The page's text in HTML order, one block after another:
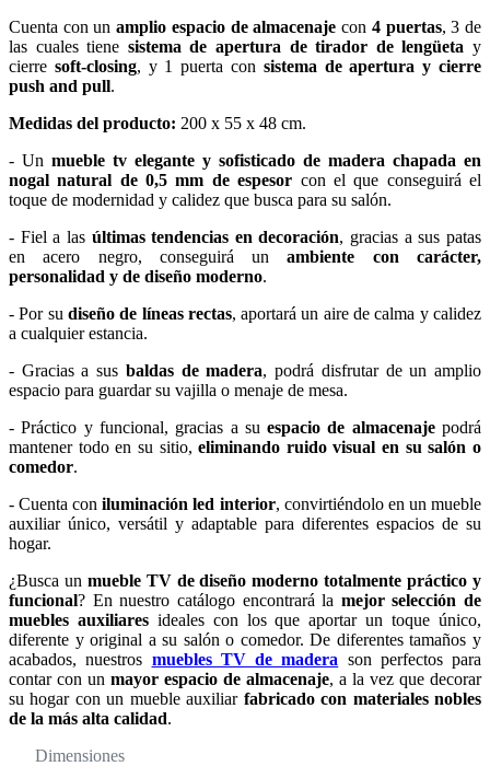
Cuenta con unamplio espacio de almacenaje con 4 puertas, 3 de
las cuales tiene sistema de apertura de tirador de lengüeta y
cierre soft-closing, y 1 puerta con sistema de apertura y cierre
push and pull.
Medidas del producto: 200 x 55 x 48 cm.
- Un mueble tv elegante y sofisticado de madera chapada en
nogal natural de 0,5 mm de espesor con el que conseguirá el
toque de modernidad y calidez que busca para su salón.
- Fiel a las últimas tendencias en decoración, gracias a sus patas
en acero negro, conseguirá unambiente con carácter,
personalidad y de diseño moderno.
- Por su diseño de líneas rectas, aportará un aire de calma y calidez
a cualquier estancia.
- Gracias a sus baldas de madera, podrá disfrutar de un amplio
espacio para guardar su vajilla o menaje de mesa.
- Práctico y funcional, gracias a suespacio de almacenajepodrá
mantener todo en su sitio,eliminando ruido visual en su salón o
comedor.
- Cuenta coniluminación led interior, convirtiéndolo en un mueble
auxiliar único, versátil y adaptable para diferentes espacios de su
hogar.
¿Busca un mueble TV de diseño moderno totalmente práctico y
funcional? En nuestro catálogo encontrará la mejor selección de
muebles auxiliaresideales con los que aportar un toque único,
diferente y original a su salón o comedor. De diferentes tamaños y
acabados, nuestros muebles TV de madera son perfectos para
contar con un mayor espacio de almacenaje, a la vez que decorar
su hogar con un mueble auxiliar fabricado con materiales nobles
de la más alta calidad.
Dimensiones